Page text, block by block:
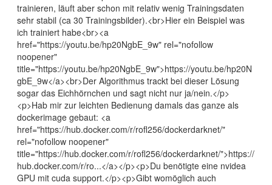
trainieren, läuft aber schon mit relativ wenig Trainingsdaten
sehr stabil (ca 30 Trainingsbilder).<br>Hier ein Beispiel was
ich trainiert habe<br><a
href="https://youtu.be/hp20NgbE_9w" rel="nofollow
noopener"
title="https://youtu.be/hp20NgbE_9w">https://youtu.be/hp20N
gbE_9w</a><br>Der Algorithmus trackt bei dieser Lösung
sogar das Eichhörnchen und sagt nicht nur ja/nein.</p>
<p>Hab mir zur leichten Bedienung damals das ganze als
dockerimage gebaut: <a
href="https://hub.docker.com/r/rofl256/dockerdarknet/"
rel="nofollow noopener"
title="https://hub.docker.com/r/rofl256/dockerdarknet/">https://
hub.docker.com/r/ro...</a></p><p>Du benötigte eine nvidea
GPU mit cuda support.</p><p>Gibt womöglich auch